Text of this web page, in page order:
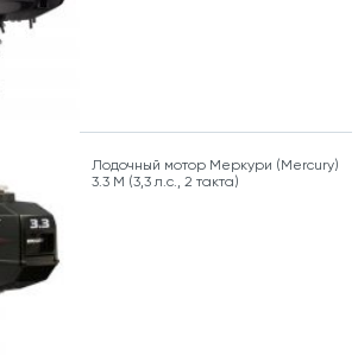
Лодочный мотор Меркури (Mercury)
3.3 M (3,3 л.с., 2 такта)